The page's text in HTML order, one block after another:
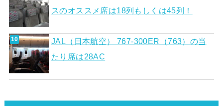
スのオススメ席は18列もしくは45列！
JAL（日本航空） 767-300ER（763）の当
たり席は28AC